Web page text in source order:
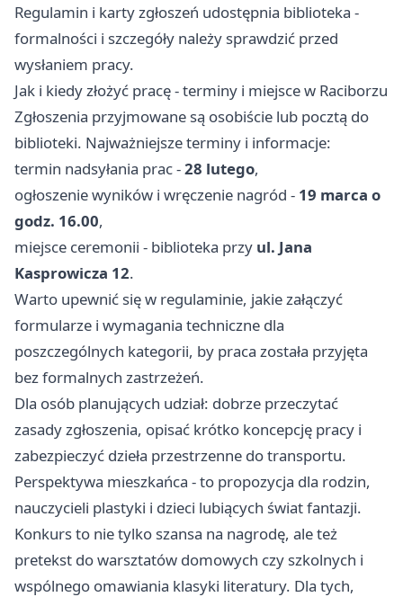
Regulamin i karty zgłoszeń udostępnia biblioteka -
formalności i szczegóły należy sprawdzić przed
wysłaniem pracy.
Jak i kiedy złożyć pracę - terminy i miejsce w Raciborzu
Zgłoszenia przyjmowane są osobiście lub pocztą do
biblioteki. Najważniejsze terminy i informacje:
termin nadsyłania prac -28 lutego,
ogłoszenie wyników i wręczenie nagród - 19 marca o
godz. 16.00,
miejsce ceremonii - biblioteka przy ul. Jana
Kasprowicza 12.
Warto upewnić się w regulaminie, jakie załączyć
formularze i wymagania techniczne dla
poszczególnych kategorii, by praca została przyjęta
bez formalnych zastrzeżeń.
Dla osób planujących udział: dobrze przeczytać
zasady zgłoszenia, opisać krótko koncepcję pracy i
zabezpieczyć dzieła przestrzenne do transportu.
Perspektywa mieszkańca - to propozycja dla rodzin,
nauczycieli plastyki i dzieci lubiących świat fantazji.
Konkurs to nie tylko szansa na nagrodę, ale też
pretekst do warsztatów domowych czy szkolnych i
wspólnego omawiania klasyki literatury. Dla tych,